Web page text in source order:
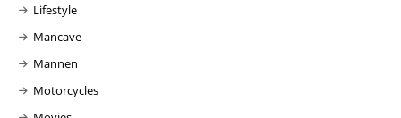
Lifestyle
Mancave
Mannen
Motorcycles